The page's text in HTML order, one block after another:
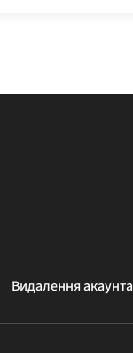
Видалення акаунта